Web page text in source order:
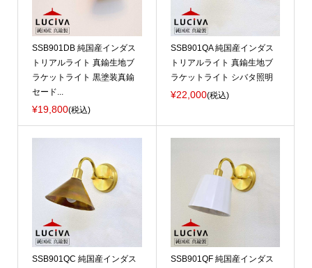
SSB901DB 純国産インダス
トリアルライト 真鍮生地ブ
ラケットライト 黒塗装真鍮
セード...
¥19,800(税込)
SSB901QA 純国産インダス
トリアルライト 真鍮生地ブ
ラケットライト シバタ照明
¥22,000(税込)
SSB901QC 純国産インダス
SSB901QF 純国産インダス